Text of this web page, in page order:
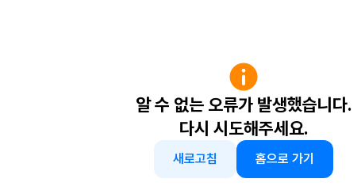
알 수 없는 오류가 발생했습니다.
다시 시도해주세요.
새로고침 홈으로 가기